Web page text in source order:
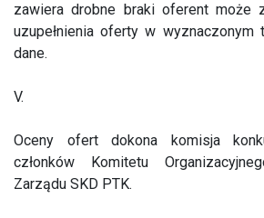
zawiera drobne braki oferent może
uzupełnienia oferty w wyznaczonym
dane.
V.
Oceny ofert dokona komisja
członków Komitetu
Zarządu SKD PTK.